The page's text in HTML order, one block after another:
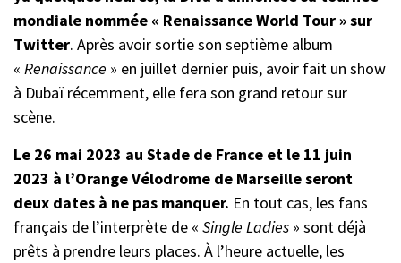
mondiale nommée « Renaissance World Tour » sur
Twitter. Après avoir sortie son septième album
« Renaissance » en juillet dernier puis, avoir fait un show
à Dubaï récemment, elle fera son grand retour sur
scène.
Le 26 mai 2023 au Stade de France et le 11 juin
2023 à l’Orange Vélodrome de Marseille seront
deux dates à ne pas manquer. En tout cas, les fans
français de l’interprète de « Single Ladies » sont déjà
prêts à prendre leurs places. À l’heure actuelle, les